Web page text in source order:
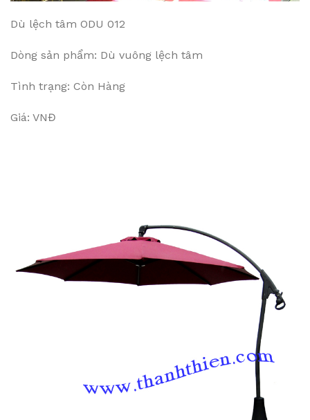
Dù lệch tâm ODU 012
Dòng sản phẩm: Dù vuông lệch tâm
Tình trạng: Còn Hàng
Giá: VNĐ